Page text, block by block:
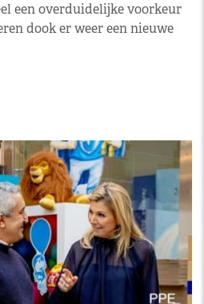
een overduidelijke voorkeur
dook er weer een nieuwe